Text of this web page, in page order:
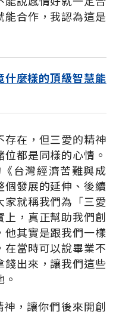
合作，我認為這是
麼樣的頂級智慧能
在，但三愛的精神
都是同樣的心情。
台灣經濟苦難與成
發展的延伸、後續
就稱我們為「三愛
，真正幫助我們創
他其實是跟我們一樣
當時可以說畢業不
錢出來，讓我們這些
，讓你們後來開創